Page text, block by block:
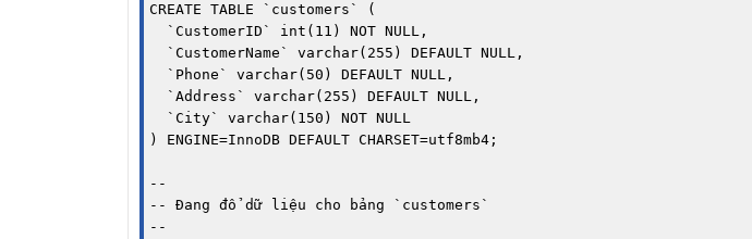
CREATE TABLE `customers` (
  `CustomerID` int(11) NOT NULL,
  `CustomerName` varchar(255) DEFAULT NULL,
  `Phone` varchar(50) DEFAULT NULL,
  `Address` varchar(255) DEFAULT NULL,
  `City` varchar(150) NOT NULL
) ENGINE=InnoDB DEFAULT CHARSET=utf8mb4;
--
-- Đang đổ dữ liệu cho bảng `customers`
--